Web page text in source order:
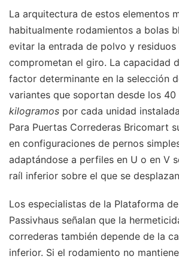
La arquitectura de estos elementos
habitualmente rodamientos a bolas
evitar la entrada de polvo y residuos
comprometan el giro. La capacidad
factor determinante en la selección
variantes que soportan desde los 40
kilogramos por cada unidad
Para Puertas Correderas Bricomart
en configuraciones de pernos
adaptándose a perfiles en U o en V
raíl inferior sobre el que se
Los especialistas de la Plataforma
Passivhaus señalan que la
correderas también depende de la
inferior. Si el rodamiento no